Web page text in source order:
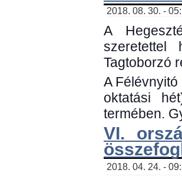
2018. 08. 30. -
A
szeretettel
Tagtoborzó
A
oktatási
termében.
VI.
2018. 04. 24. -